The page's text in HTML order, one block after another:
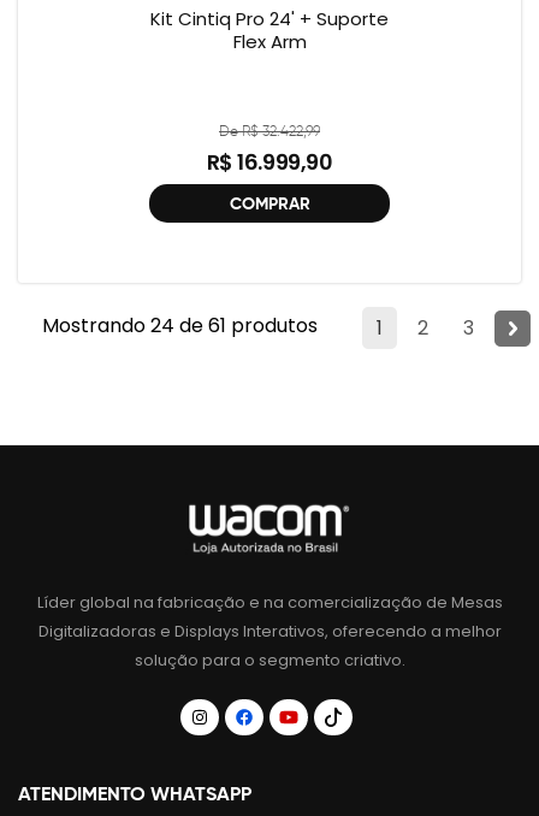
Kit Cintiq Pro 24' + Suporte
Flex Arm
De R$ 32.422,99
R$ 16.999,90
COMPRAR
1 2 3
Mostrando 24 de 61 produtos
Líder global na fabricação e na comercialização de Mesas
Digitalizadoras e Displays Interativos, oferecendo a melhor
solução para o segmento criativo.
ATENDIMENTO WHATSAPP